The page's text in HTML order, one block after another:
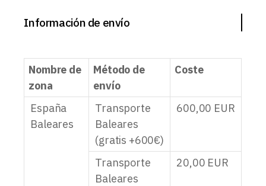
Información de envío
Nombre de
zona
Método de
envío
Coste
España
Baleares
Transporte
Baleares
(gratis +600€)
600,00 EUR
Transporte
Baleares
20,00 EUR